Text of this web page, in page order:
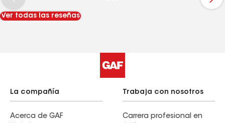
Ver todas las reseñas
La compañía
Acerca de GAF
Trabaja con nosotros
Carrera profesional en